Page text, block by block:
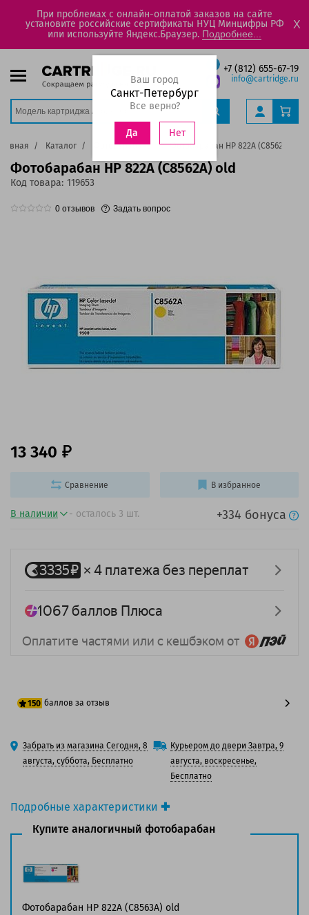
При проблемах с онлайн-оплатой заказов на сайте
установите российские сертификаты НУЦ Минцифры РФ
или используйте Яндекс.Браузер. Подробнее...
X
+7 (812) 655-67-19
info@cartridge.ru
Ваш город
Санкт-Петербург
Все верно?
Да Нет
Каталог Фотобарабаны Фотобарабан HP 822A (C8562A) old
Фотобарабан HP 822A (C8562A) old
Код товара: 119653
0 отзывов Задать вопрос
Подробные характеристики
Производитель принтера:HP
Оригинальность:
Ресурс:40 000 страниц формата А4 при 5%
В наличии - осталось 3 шт. +334 бонуса
13 340
150 баллов за отзыв
125 баллов
150 баллов
Забрать из магазина Сегодня, 8
августа, суббота, Бесплатно
Курьером до двери Завтра, 9
августа, воскресенье,
Бесплатно
Сравнение В избранное
Купите аналогичный фотобарабан
Фотобарабан HP 822A (C8563A) old